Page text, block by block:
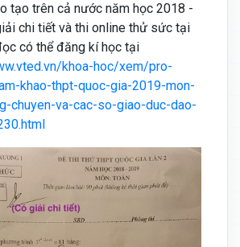
tạo trên cả nước năm học 2018 -
chi tiết và thi online thử sức tại
có thể đăng kí học tại
khoa-hoc/xem/pro-
khao-thpt-quoc-gia-2019-mon-
chuyen-va-cac-so-giao-duc-dao-